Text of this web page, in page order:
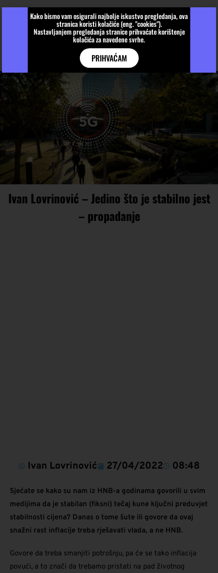
Ivan Lovrinović – Jedino što je stabilno jest
– propadanje
Ivan Lovrinović 27/04/2022 08:48
Sjećate se kako su nam iz HNB-a godinama govorili u svim
medijima da je stabilan (fiksni) tečaj kune ključni preduvjet
stabilnosti cijena? Danas o tome šute ili govore da ovaj
snažni rast inflacije treba rješavati vlada, a ne HNB.
Govore da treba smanjiti potrošnju, pa će se tako inflacija
povući, a to znači da trebamo pristati na pad životnog
Kako bismo vam osigurali najbolje iskustvo pregledanja, ova
stranica koristi kolačiće (eng. "cookies").
Nastavljanjem pregledanja stranice prihvaćate korištenje
kolačića za navedene svrhe.
PRIHVAĆAM